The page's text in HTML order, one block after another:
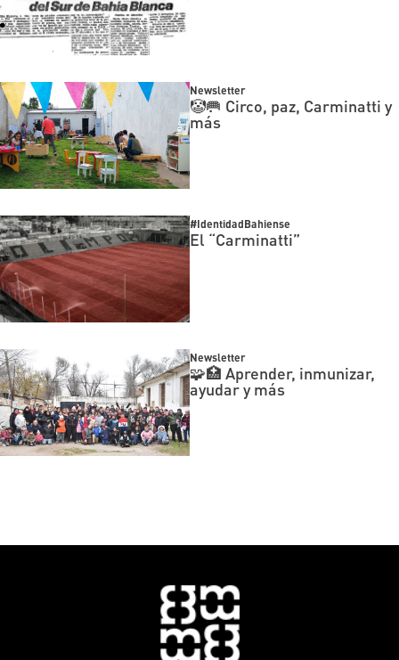
Newsletter
🤡🥅 Circo, paz, Carminatti y
más
#IdentidadBahiense
El “Carminatti”
Newsletter
🧩🏥 Aprender, inmunizar,
ayudar y más